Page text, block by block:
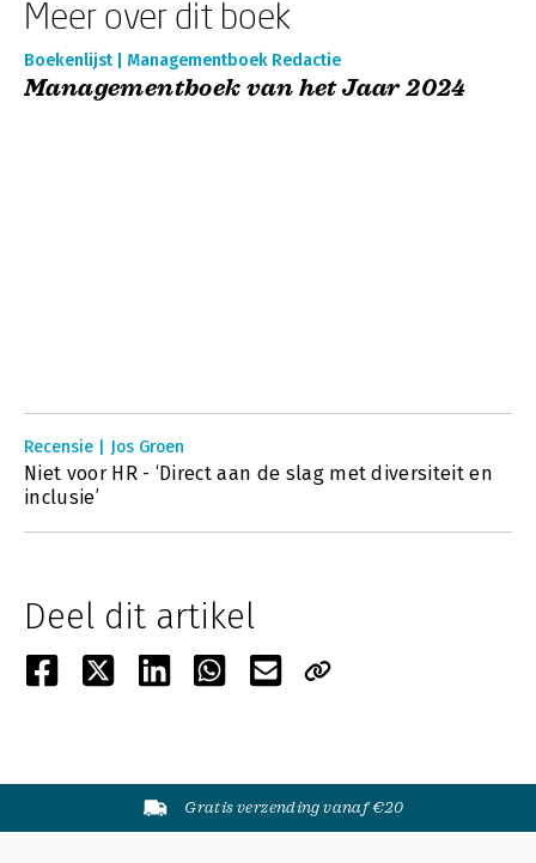
Meer over dit boek
Boekenlijst | Managementboek Redactie
Managementboek van het Jaar 2024
Recensie | Jos Groen
Niet voor HR - ‘Direct aan de slag met diversiteit en
inclusie’
Deel dit artikel
Gratis verzending vanaf €20